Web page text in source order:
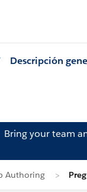
Descripción
Bring your team
Authoring